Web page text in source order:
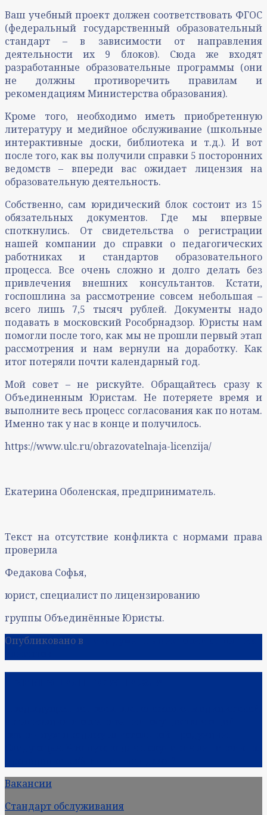
Ваш учебный проект должен соответствовать ФГОС
(федеральный государственный образовательный
стандарт – в зависимости от направления
деятельности их 9 блоков). Сюда же входят
разработанные образовательные программы (они
не должны противоречить правилам и
рекомендациям Министерства образования).
Кроме того, необходимо иметь приобретенную
литературу и медийное обслуживание (школьные
интерактивные доски, библиотека и т.д.). И вот
после того, как вы получили справки 5 посторонних
ведомств – впереди вас ожидает лицензия на
образовательную деятельность.
Собственно, сам юридический блок состоит из 15
обязательных документов. Где мы впервые
споткнулись. От свидетельства о регистрации
нашей компании до справки о педагогических
работниках и стандартов образовательного
процесса. Все очень сложно и долго делать без
привлечения внешних консультантов. Кстати,
госпошлина за рассмотрение совсем небольшая –
всего лишь 7,5 тысяч рублей. Документы надо
подавать в московский Рособрнадзор. Юристы нам
помогли после того, как мы не прошли первый этап
рассмотрения и нам вернули на доработку. Как
итог потеряли почти календарный год.
Мой совет – не рискуйте. Обращайтесь сразу к
Объединенным Юристам. Не потеряете время и
выполните весь процесс согласования как по нотам.
Именно так у нас в конце и получилось.
https://www.ulc.ru/obrazovatelnaja-licenzija/
Екатерина Оболенская, предприниматель.
Текст на отсутствие конфликта с нормами права
проверила
Федакова Софья,
юрист, специалист по лицензированию
группы Объединённые Юристы.
Опубликовано в
Вакансии
Стандарт обслуживания